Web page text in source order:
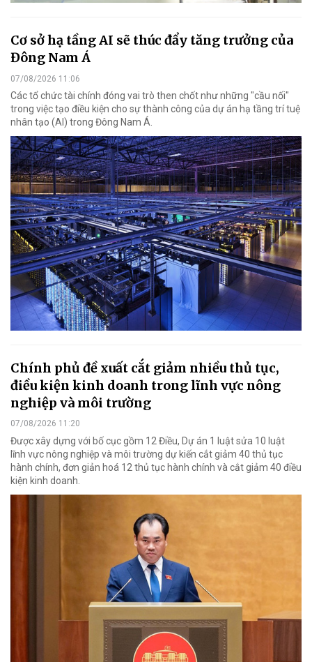
Cơ sở hạ tầng AI sẽ thúc đẩy tăng trưởng của
Đông Nam Á
07/08/2026 11:06
Các tổ chức tài chính đóng vai trò then chốt như những "cầu nối"
trong việc tạo điều kiện cho sự thành công của dự án hạ tầng trí tuệ
nhân tạo (AI) trong Đông Nam Á.
Chính phủ đề xuất cắt giảm nhiều thủ tục,
điều kiện kinh doanh trong lĩnh vực nông
nghiệp và môi trường
07/08/2026 11:20
Được xây dựng với bố cục gồm 12 Điều, Dự án 1 luật sửa 10 luật
lĩnh vực nông nghiệp và môi trường dự kiến cắt giảm 40 thủ tục
hành chính, đơn giản hoá 12 thủ tục hành chính và cắt giảm 40 điều
kiện kinh doanh.